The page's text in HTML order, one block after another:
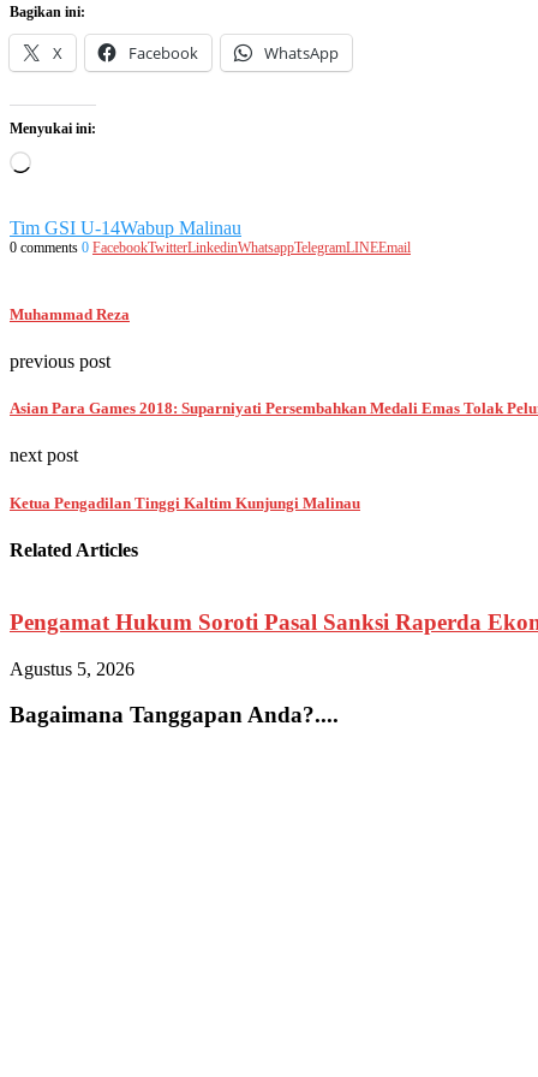
Bagikan ini:
X Facebook WhatsApp
Menyukai ini:
Memuat...
Tim GSI U-14Wabup Malinau
0 comments 0 FacebookTwitterLinkedinWhatsappTelegramLINEEmail
Muhammad Reza
previous post
Asian Para Games 2018: Suparniyati Persembahkan Medali Emas Tolak
next post
Ketua Pengadilan Tinggi Kaltim Kunjungi Malinau
Related Articles
Pengamat Hukum Soroti Pasal Sanksi Raperda
Agustus 5, 2026
Bagaimana Tanggapan Anda?....